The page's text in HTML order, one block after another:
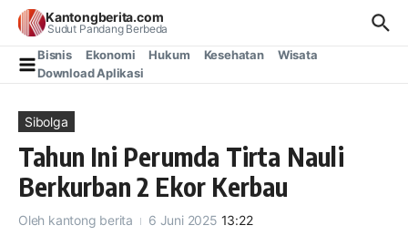
Lewati ke konten
Kantongberita.com
Sudut Pandang Berbeda
Bisnis Ekonomi Hukum Kesehatan
Wisata
Download Aplikasi
Sibolga
Tahun Ini Perumda Tirta Nauli
Berkurban 2 Ekor Kerbau
Oleh kantong berita 6 Juni 2025 13:22